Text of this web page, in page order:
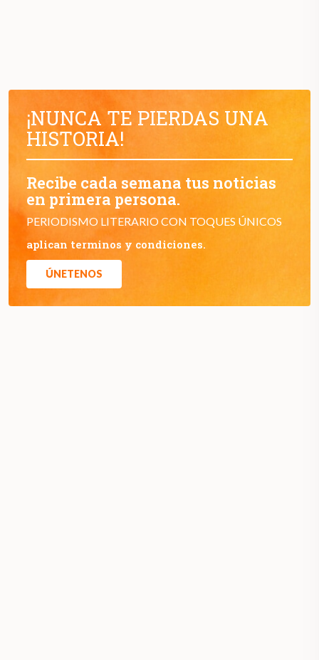
¡NUNCA TE PIERDAS UNA
HISTORIA!
Recibe cada semana tus noticias
en primera persona.
PERIODISMO LITERARIO CON TOQUES ÚNICOS
aplican terminos y condiciones.
ÚNETENOS